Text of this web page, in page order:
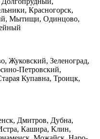
Красногорск,
Мытищи, Одинцово,
Жуковский, Зеленоград,
Петровский,
Купавна, Троицк,
Дмитров, Дубна,
Кашира, Клин,